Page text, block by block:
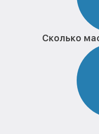
Сколько